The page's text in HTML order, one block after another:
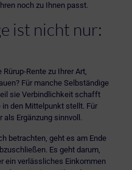
noch zu Ihnen passt.
ist nicht nur:
Rente zu Ihrer Art,
Für manche Selbständige
sie Verbindlichkeit schafft
den Mittelpunkt stellt. Für
als Ergänzung sinnvoll.
betrachten, geht es am Ende
Es geht darum,
ein verlässliches Einkommen